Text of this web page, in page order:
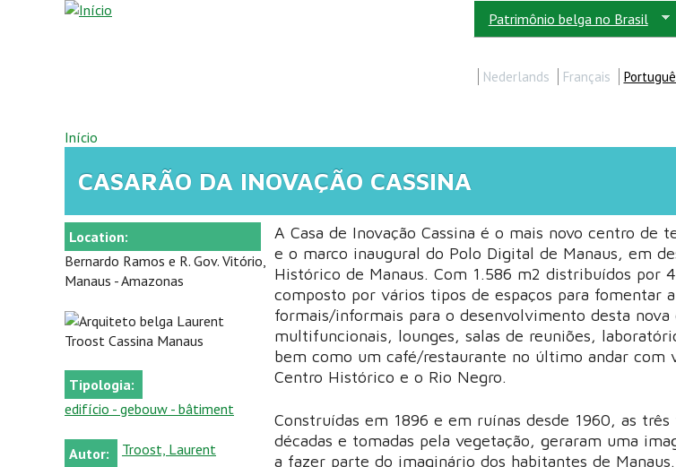
Pular para o conteúdo principal Patrimônio belga no Brasil
Nederlands Français
VOCÊ ESTÁ AQUI
Início
CASARÃO DA INOVAÇÃO CASSINA
Location:
Bernardo Ramos e R. Gov. Vitório,
Manaus - Amazonas
Tipologia:
edifício - gebouw - bâtiment
Autor: Troost, Laurent
A Casa de Inovação Cassina é o mais novo centro de
e o marco inaugural do Polo Digital de Manaus, em
Histórico de Manaus. Com 1.586 m2 distribuídos por
composto por vários tipos de espaços para fomentar
formais/informais para o desenvolvimento desta nova
multifuncionais, lounges, salas de reuniões,
bem como um café/restaurante no último andar com
Centro Histórico e o Rio Negro.
Construídas em 1896 e em ruínas desde 1960, as três
décadas e tomadas pela vegetação, geraram uma
a fazer parte do imaginário dos habitantes de